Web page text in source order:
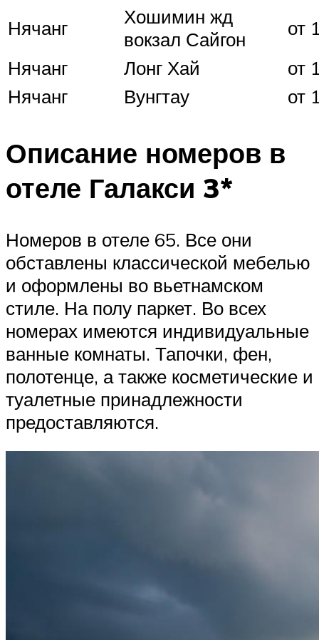
Нячанг
Хошимин жд
вокзал Сайгон
от
Нячанг
Лонг Хай
от
Нячанг
Вунгтау от
Описание номеров в
отеле Галакси 3*
Номеров в отеле 65. Все они
обставлены классической мебелью
и оформлены во вьетнамском
стиле. На полу паркет. Во всех
номерах имеются индивидуальные
ванные комнаты. Тапочки, фен,
полотенце, а также косметические и
туалетные принадлежности
предоставляются.